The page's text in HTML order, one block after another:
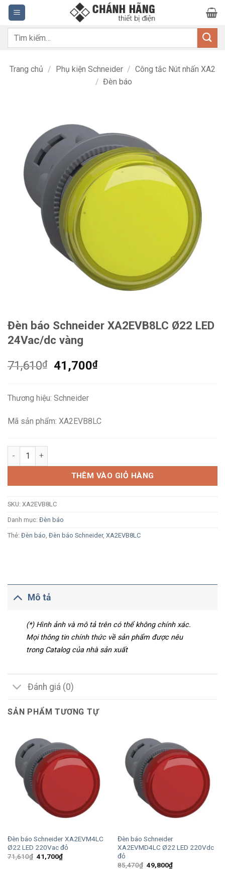
Bỏ
qua
nội
dung
Tìm
Trang chủ / Phụ kiện Schneider / Công tắc Nút nhấn XA2
/ Đèn báo
Đèn báo Schneider XA2EVB8LC Ø22 LED
24Vac/dc vàng
71,610₫
Giá
71,610₫.
41,700₫Giá
Thương hiệu: Schneider
Mã sản phẩm: XA2EVB8LC
Đèn báo Schneider XA2EVB8LC Ø22 LED 24Vac/dc vàng số
THÊM VÀO GIỎ HÀNG
SKU: XA2EVB8LC
Danh mục: Đèn báo
Thẻ: Đèn báo Đèn báo Schneider, XA2EVB8LC
Mô tả
(*) Hình ảnh và mô tả trên có thể không chính xác.
Mọi thông tin chính thức về sản phẩm được nêu
trong Catalog của nhà sản xuất
Đánh giá (0)
SẢN PHẨM TƯƠNG TỰ
Đèn báo Schneider XA2EVM4LC
Ø22 LED 220Vac đỏ
71,610₫ Giá
gốc
41,700₫Giá
hiện
Đèn báo Schneider
XA2EVMD4LC Ø22 LED 220Vdc
đỏ
85,470₫ Giá
gốc
49,800₫Giá
hiện